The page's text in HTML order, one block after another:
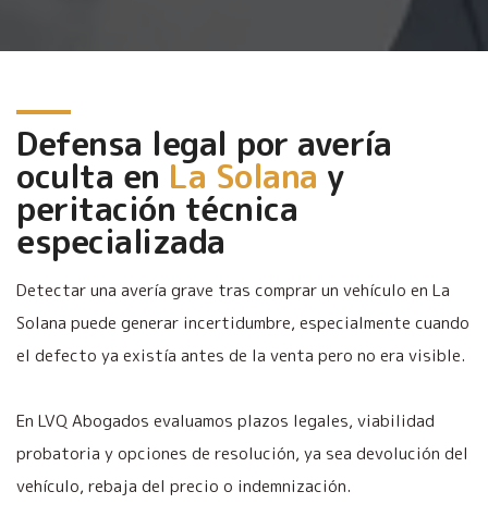
Defensa legal por avería
oculta en La Solana y
peritación técnica
especializada
Detectar una avería grave tras comprar un vehículo en La
Solana puede generar incertidumbre, especialmente cuando
el defecto ya existía antes de la venta pero no era visible.
En LVQ Abogados evaluamos plazos legales, viabilidad
probatoria y opciones de resolución, ya sea devolución del
vehículo, rebaja del precio o indemnización.